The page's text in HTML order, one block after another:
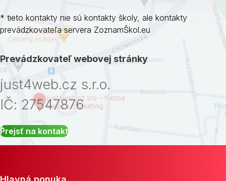
* tieto kontakty nie sú kontakty školy, ale kontakty
prevádzkovateľa servera ZoznamŠkol.eu
Prevádzkovateľ webovej stránky
just4web.cz s.r.o.
IČ: 27547876
Prejsť na kontakt